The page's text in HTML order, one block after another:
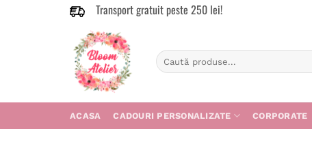
Transport gratuit peste 250 lei!
Caută
după:
ACASA CADOURI PERSONALIZATE CORPORATE